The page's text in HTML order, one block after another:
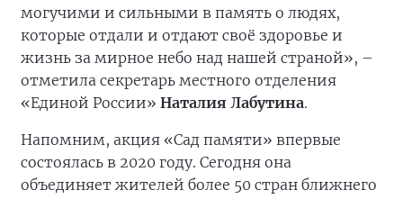
могучими и сильными в память о людях,
которые отдали и отдают своё здоровье и
жизнь за мирное небо над нашей страной», –
отметила секретарь местного отделения
«Единой России» Наталия Лабутина.
Напомним, акция «Сад памяти» впервые
состоялась в 2020 году. Сегодня она
объединяет жителей более 50 стран ближнего